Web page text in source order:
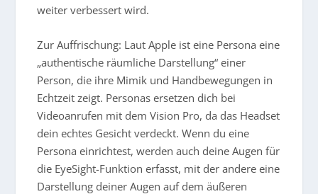
weiter verbessert wird.
Zur Auffrischung: Laut Apple ist eine Persona eine
„authentische räumliche Darstellung“ einer
Person, die ihre Mimik und Handbewegungen in
Echtzeit zeigt. Personas ersetzen dich bei
Videoanrufen mit dem Vision Pro, da das Headset
dein echtes Gesicht verdeckt. Wenn du eine
Persona einrichtest, werden auch deine Augen für
die EyeSight-Funktion erfasst, mit der andere eine
Darstellung deiner Augen auf dem äußeren